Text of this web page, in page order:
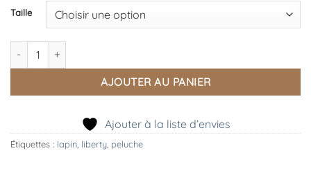
Taille
AJOUTER AU PANIER
Ajouter à la liste d’envies
Étiquettes : lapin liberty peluche